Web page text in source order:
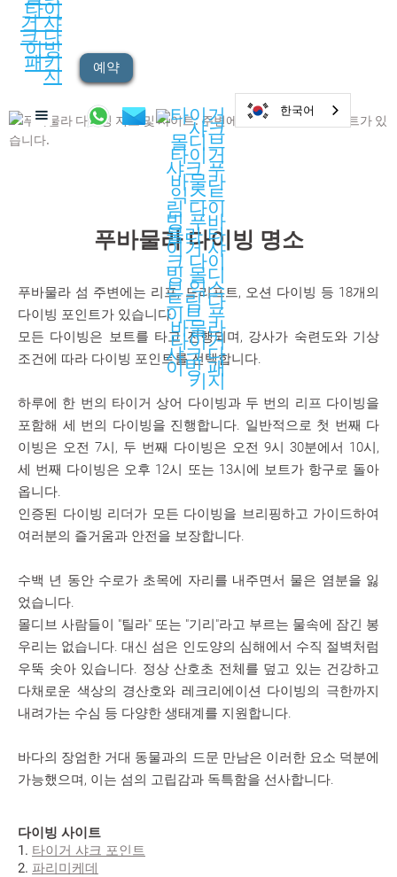
예약
한국어
푸바물라 다이빙 명소
푸바물라 섬 주변에는 리프, 드리프트, 오션 다이빙 등 18개의
다이빙 포인트가 있습니다.
모든 다이빙은 보트를 타고 진행되며, 강사가 숙련도와 기상
조건에 따라 다이빙 포인트를 선택합니다.
하루에 한 번의 타이거 상어 다이빙과 두 번의 리프 다이빙을
포함해 세 번의 다이빙을 진행합니다. 일반적으로 첫 번째 다
이빙은 오전 7시, 두 번째 다이빙은 오전 9시 30분에서 10시,
세 번째 다이빙은 오후 12시 또는 13시에 보트가 항구로 돌아
옵니다.
인증된 다이빙 리더가 모든 다이빙을 브리핑하고 가이드하여
여러분의 즐거움과 안전을 보장합니다.
수백 년 동안 수로가 초목에 자리를 내주면서 물은 염분을 잃
었습니다.
몰디브 사람들이 "틸라" 또는 "기리"라고 부르는 물속에 잠긴 봉
우리는 없습니다. 대신 섬은 인도양의 심해에서 수직 절벽처럼
우뚝 솟아 있습니다. 정상 산호초 전체를 덮고 있는 건강하고
다채로운 색상의 경산호와 레크리에이션 다이빙의 극한까지
내려가는 수심 등 다양한 생태계를 지원합니다.
바다의 장엄한 거대 동물과의 드문 만남은 이러한 요소 덕분에
가능했으며, 이는 섬의 고립감과 독특함을 선사합니다.
다이빙 사이트
1. 타이거 샤크 포인트
2. 파리미케데